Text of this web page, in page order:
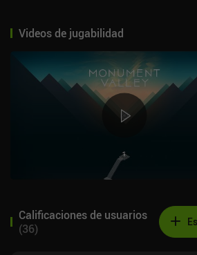
Videos de jugabilidad
Calificaciones de usuarios
(36)